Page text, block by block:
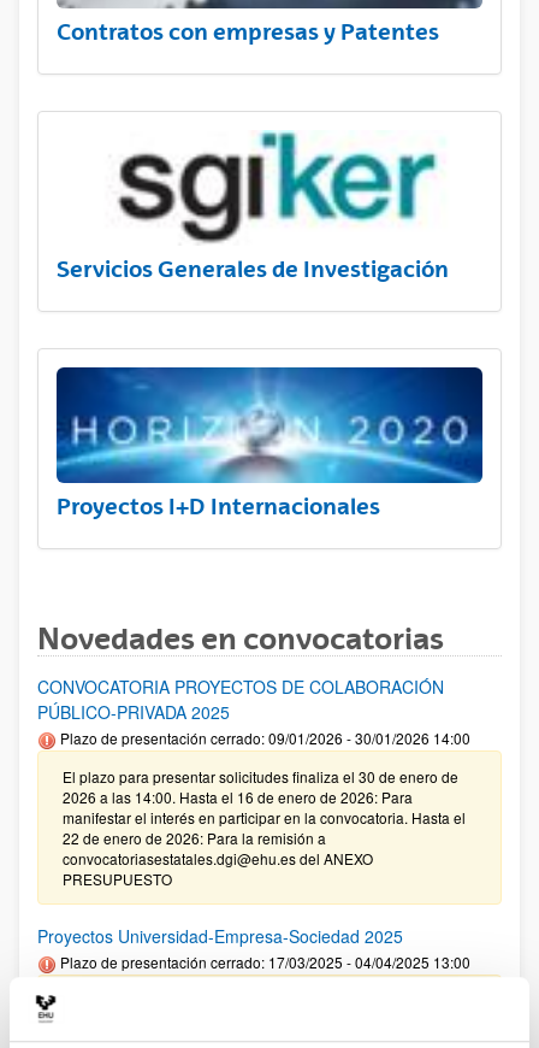
Contratos con empresas y Patentes
Servicios Generales de Investigación
Proyectos I+D Internacionales
Novedades en convocatorias
CONVOCATORIA PROYECTOS DE COLABORACIÓN
PÚBLICO-PRIVADA 2025
Plazo de presentación cerrado: 09/01/2026 - 30/01/2026 14:00
El plazo para presentar solicitudes finaliza el 30 de enero de
2026 a las 14:00. Hasta el 16 de enero de 2026: Para
manifestar el interés en participar en la convocatoria. Hasta el
22 de enero de 2026: Para la remisión a
convocatoriasestatales.dgi@ehu.es del ANEXO
PRESUPUESTO
Proyectos Universidad-Empresa-Sociedad 2025
Plazo de presentación cerrado: 17/03/2025 - 04/04/2025 13:00